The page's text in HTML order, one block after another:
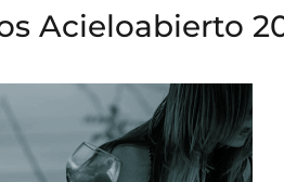
Acieloabierto